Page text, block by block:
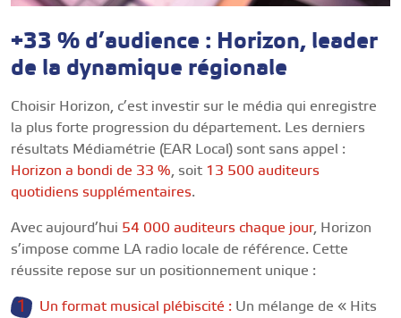
+33 % d’audience : Horizon, leader
de la dynamique régionale
Choisir Horizon, c’est investir sur le média qui enregistre
la plus forte progression du département. Les derniers
résultats Médiamétrie (EAR Local) sont sans appel :
Horizon a bondi de 33 %, soit 13 500 auditeurs
quotidiens supplémentaires.
Avec aujourd’hui 54 000 auditeurs chaque jour, Horizon
s’impose comme LA radio locale de référence. Cette
réussite repose sur un positionnement unique :
Un format musical plébiscité : Un mélange de « Hits